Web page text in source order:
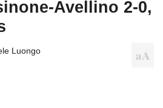
Avellino 2-0,
Luongo